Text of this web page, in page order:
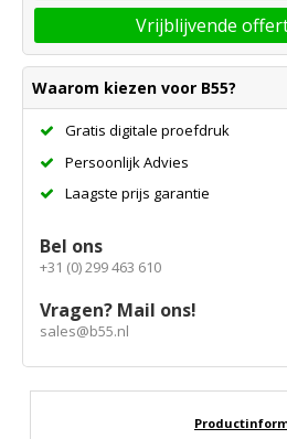
Vrijblijvende
Waarom kiezen voor B55?
Gratis digitale proefdruk
Persoonlijk Advies
Laagste prijs garantie
Bel ons
+31 (0) 299 463 610
Vragen? Mail ons!
sales@b55.nl